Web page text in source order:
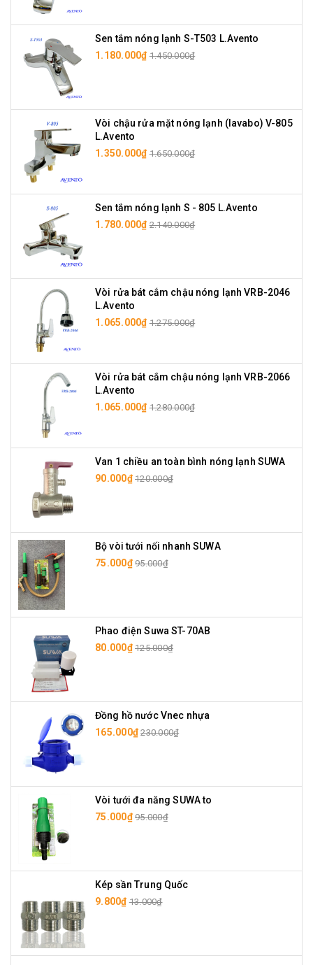
Sen tắm nóng lạnh S-T503 L.Avento
1.180.000₫ 1.450.000₫
Vòi chậu rửa mặt nóng lạnh (lavabo) V-805
L.Avento
1.350.000₫ 1.650.000₫
Sen tắm nóng lạnh S - 805 L.Avento
1.780.000₫ 2.140.000₫
Vòi rửa bát cắm chậu nóng lạnh VRB-2046
L.Avento
1.065.000₫ 1.275.000₫
Vòi rửa bát cắm chậu nóng lạnh VRB-2066
L.Avento
1.065.000₫ 1.280.000₫
Van 1 chiều an toàn bình nóng lạnh SUWA
90.000₫ 120.000₫
Bộ vòi tưới nối nhanh SUWA
75.000₫ 95.000₫
Phao điện Suwa ST-70AB
80.000₫ 125.000₫
Đồng hồ nước Vnec nhựa
165.000₫ 230.000₫
Vòi tưới đa năng SUWA to
75.000₫ 95.000₫
Kép sần Trung Quốc
9.800₫ 13.000₫